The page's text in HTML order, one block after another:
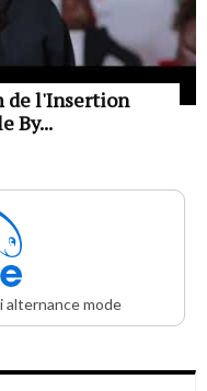
de l'Insertion
By...
alternance mode